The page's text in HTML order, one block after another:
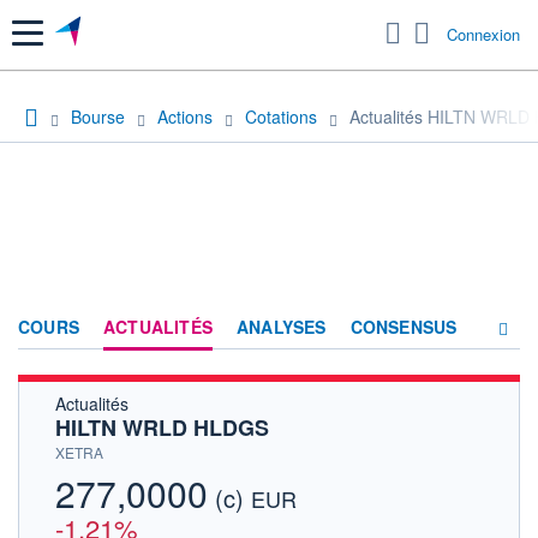
Menu Connexion
Bourse Actions Cotations Actualités HILTN WRLD
COURS ACTUALITÉS ANALYSES CONSENSUS
ACTIONNAIRES
Actualités
HILTN WRLD HLDGS
XETRA
277,0000 (c) EUR
-1,21%